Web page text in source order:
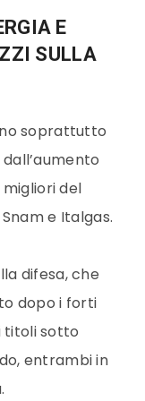
E
SULLA
soprattutto
del
e Italgas.
difesa, che
dopo i forti
titoli sotto
entrambi in